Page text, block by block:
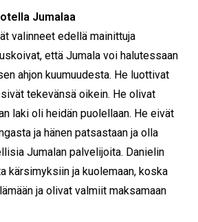
Jumalaa
valinneet edellä mainittuja
että Jumala voi halutessaan
ahjon kuumuudesta. He luottivat
tekevänsä oikein. He olivat
laki oli heidän puolellaan. He eivät
ja hänen patsastaan ja olla
Jumalan palvelijoita. Danielin
kärsimyksiin ja kuolemaan, koska
ja olivat valmiit maksamaan